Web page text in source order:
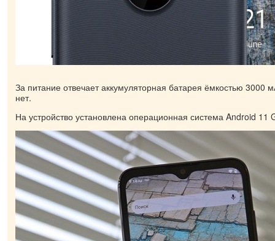
За питание отвечает аккумуляторная батарея ёмкостью 3000
нет.
На устройство установлена операционная система Android 11